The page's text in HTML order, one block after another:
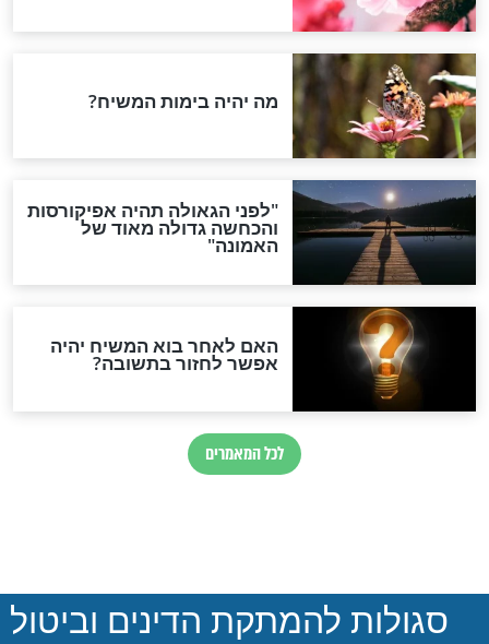
שכדאי לכם
חדשות יהדות
הותר לפרסום: לוחמי מילואים
נהרגו בדרום לבנון
ההסכם החשאי של טראמפ
ואיראן: בלי שקיפות ועם הרבה
סימני שאלה
במרתפי מוסקבה: כתב היד
הנדיר של הרשב"ם התגלה